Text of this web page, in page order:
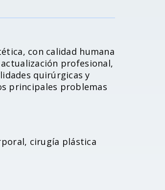
con calidad humana
profesional,
quirúrgicas y
principales problemas
cirugía plástica